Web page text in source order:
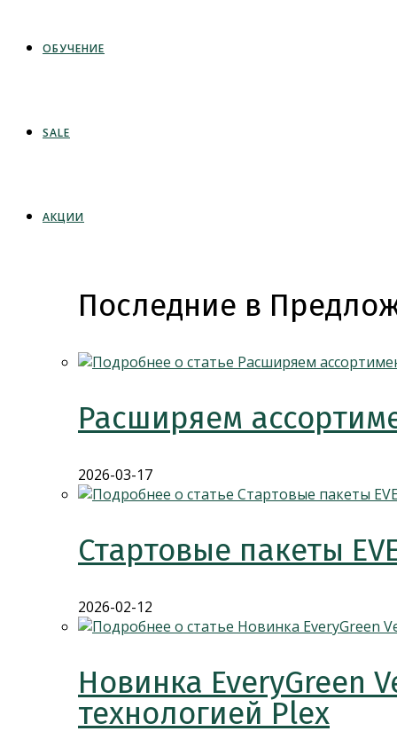
ОБУЧЕНИЕ
SALE
АКЦИИ
Последние в
Расширяем
2026-03-17
Стартовые пакеты
2026-02-12
Новинка EveryGreen
технологией Plex